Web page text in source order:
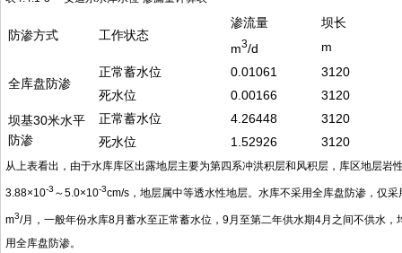
防渗方式 工作状态
渗流量
坝长
m3/d m
全库盘防渗
正常蓄水位 0.01061
3120
死水位
0.00166
3120
坝基30米水平
防渗
正常蓄水位 4.26448
3120
死水位
1.52926 3120
从上表看出，由于水库库区出露地层主要为第四系冲洪积层和风积层，库区地层
3.88×10-3 ～5.0×10-3cm/s，地层属中等透水性地层。水库不采用全库盘防渗，仅
m3/月，一般年份水库8月蓄水至正常蓄水位，9月至第二年供水期4月之间不供水
用全库盘防渗。